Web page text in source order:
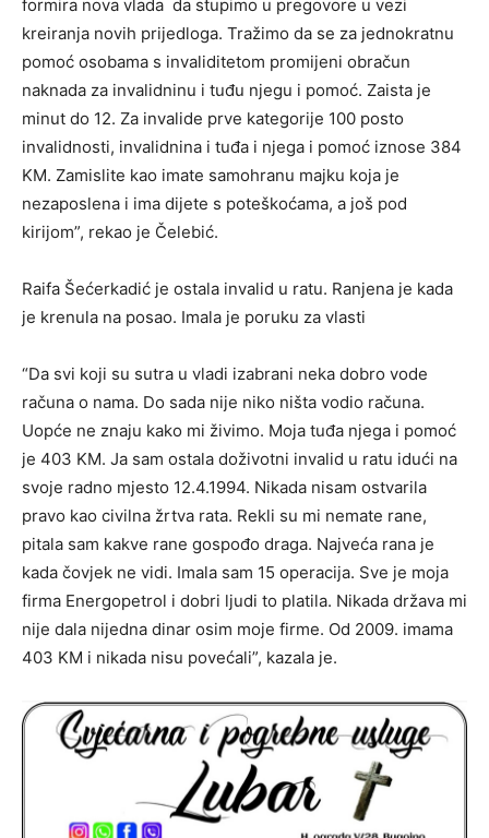
formira nova vlada da stupimo u pregovore u vezi
kreiranja novih prijedloga. Tražimo da se za jednokratnu
pomoć osobama s invaliditetom promijeni obračun
naknada za invalidninu i tuđu njegu i pomoć. Zaista je
minut do 12. Za invalide prve kategorije 100 posto
invalidnosti, invalidnina i tuđa i njega i pomoć iznose 384
KM. Zamislite kao imate samohranu majku koja je
nezaposlena i ima dijete s poteškoćama, a još pod
kirijom”, rekao je Čelebić.
Raifa Šećerkadić je ostala invalid u ratu. Ranjena je kada
je krenula na posao. Imala je poruku za vlasti
“Da svi koji su sutra u vladi izabrani neka dobro vode
računa o nama. Do sada nije niko ništa vodio računa.
Uopće ne znaju kako mi živimo. Moja tuđa njega i pomoć
je 403 KM. Ja sam ostala doživotni invalid u ratu idući na
svoje radno mjesto 12.4.1994. Nikada nisam ostvarila
pravo kao civilna žrtva rata. Rekli su mi nemate rane,
pitala sam kakve rane gospođo draga. Najveća rana je
kada čovjek ne vidi. Imala sam 15 operacija. Sve je moja
firma Energopetrol i dobri ljudi to platila. Nikada država mi
nije dala nijedna dinar osim moje firme. Od 2009. imama
403 KM i nikada nisu povećali”, kazala je.